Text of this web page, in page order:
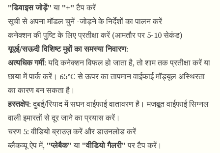
"डिवाइस जोड़ें"या "+"टैप करें
सूची से अपना मॉडल चुनें -जोड़ने के निर्देशों का पालन करें
कनेक्शन की पुष्टि के लिए प्रतीक्षा करें (आमतौर पर 5-10 सेकंड)
यूएई/सऊदी विशिष्ट मुद्दों का समस्या निवारण:
अत्यधिक गर्मी: यदि कनेक्शन विफल हो जाता है, तो शाम तक प्रतीक्षा करें या
छाया में पार्क करें। 65°C से ऊपर का तापमान वाईफाई मॉड्यूल अस्थिरता
का कारण बन सकता है।
हस्तक्षेप: दुबई/रियाद में सघन वाईफाई वातावरण है। मजबूत वाईफाई सिग्नल
वाली इमारतों से दूर जाने का प्रयास करें।
चरण 5: वीडियो ब्राउज़ करें और डाउनलोड करें
ब्लैकव्यू ऐप में, "प्लेबैक"या "वीडियो गैलरी"पर टैप करें।